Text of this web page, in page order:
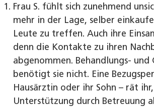
Frau S. fühlt sich zunehmend
mehr in der Lage, selber
Leute zu treffen. Auch ihre
denn die Kontakte zu ihren
abgenommen. Behandlungs-
benötigt sie nicht. Eine
Hausärztin oder ihr Sohn – rät
Unterstützung durch Betreuung